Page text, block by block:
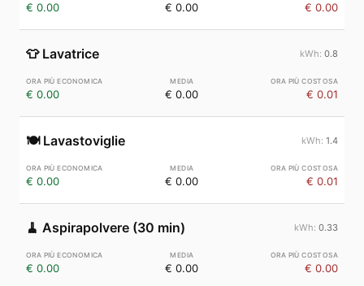
€ 0.00 € 0.00 € 0.00
👕 Lavatrice 0.8
€ 0.00 € 0.00 € 0.01
🍽️ Lavastoviglie 1.4
€ 0.00 € 0.00 € 0.01
🧹 Aspirapolvere (30 min) 0.33
€ 0.00 € 0.00 € 0.00